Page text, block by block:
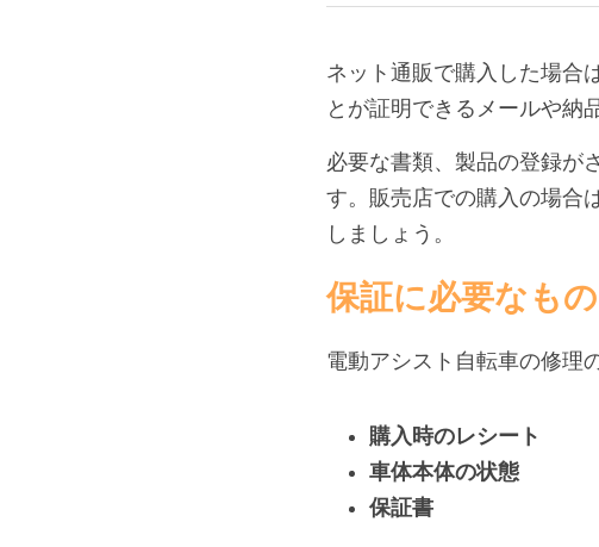
ネット通販で購入した場合
とが証明できるメールや納
必要な書類、製品の登録が
す。販売店での購入の場合
しましょう。
保証に必要なもの
電動アシスト自転車の修理
購入時のレシート
車体本体の状態
保証書